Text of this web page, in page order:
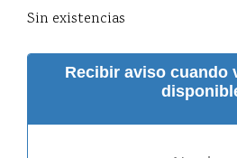
Sin existencias
Recibir aviso cuando